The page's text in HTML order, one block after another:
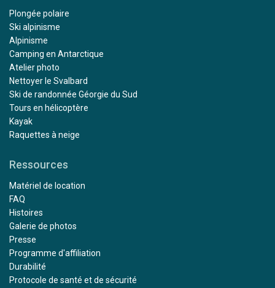
Plongée polaire
Ski alpinisme
Alpinisme
Camping en Antarctique
Atelier photo
Nettoyer le Svalbard
Ski de randonnée Géorgie du Sud
Tours en hélicoptère
Kayak
Raquettes à neige
Ressources
Matériel de location
FAQ
Histoires
Galerie de photos
Presse
Programme d'affiliation
Durabilité
Protocole de santé et de sécurité